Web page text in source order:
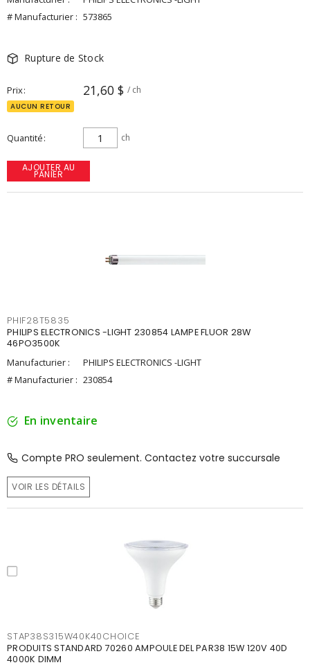
# Manufacturier : 573865
Rupture de Stock
Prix 21,60 $ / ch
AUCUN RETOUR
Quantité ch
AJOUTER AU
PANIER
PHIF28T5835
PHILIPS ELECTRONICS -LIGHT 230854 LAMPE FLUOR 28W
46PO3500K
Manufacturier :
PHILIPS ELECTRONICS -LIGHT
# Manufacturier : 230854
En inventaire
Compte PRO seulement. Contactez votre succursale
VOIR LES DÉTAILS
STAP38S315W40K40CHOICE
PRODUITS STANDARD 70260 AMPOULE DEL PAR38 15W 120V 40D
4000K DIMM